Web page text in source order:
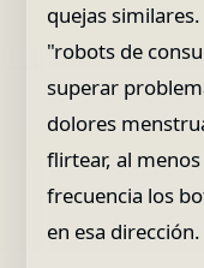
quejas
"robots de
superar
dolores
flirtear, al
frecuencia los
en esa dirección.